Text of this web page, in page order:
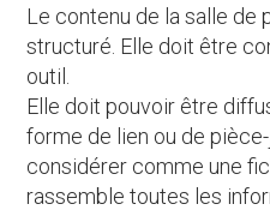
Le contenu de la salle
structuré. Elle doit être
outil.
Elle doit pouvoir être
forme de lien ou de
considérer comme une
rassemble toutes les